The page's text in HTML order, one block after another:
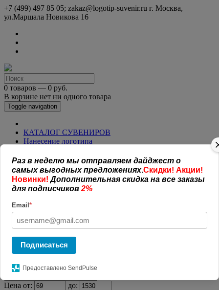
+7 (499) 497 85 05; zakaz@logotip-suvenir.ru г. Москва,
ул.Маршала Новикова 16
0 товаров — 0 руб.
В корзине нет ни одного товара
Toggle navigation
КАТАЛОГ СУВЕНИРОВ
Нанесение логотипа
Оплата и доставка
Открытая информация
СОГЛАШЕНИЕ (ОФЕРТА )
УСЛОВИЯ И ГАРАНТИИ
Наши работы
Новости
Обратная связь
ГлавнаяКАТАЛОГ СУВЕНИРОВВизитницы и
кардхолдерыЧехол для карточек Dorset, оранжевый
Фильтр
Цена от: до:
Раз в неделю мы отправляем дайджест о
самых выгодных предложениях.Скидки! Акции!
Новинки!Дополнительная скидка на все заказы
для подписчиков 2%
Email *
Подписаться
Предоставлено SendPulse